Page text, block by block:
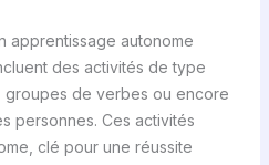
apprentissage autonome
des activités de type
de verbes ou encore
personnes. Ces activités
clé pour une réussite